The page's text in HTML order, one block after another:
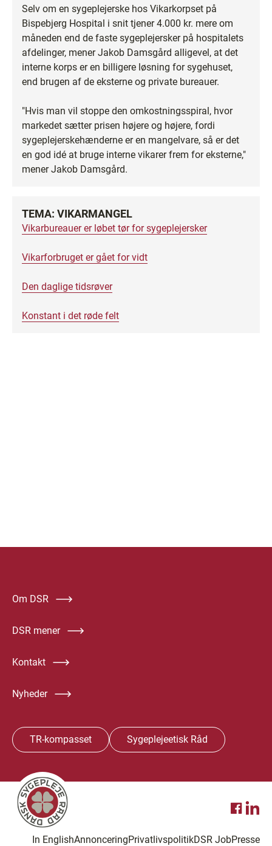
Selv om en sygeplejerske hos Vikarkorpset på
Bispebjerg Hospital i snit tjener 4.000 kr. mere om
måneden end de faste sygeplejersker på hospitalets
afdelinger, mener Jakob Damsgård alligevel, at det
interne korps er en billigere løsning for sygehuset,
end brugen af de eksterne og private bureauer.
"Hvis man vil stoppe den omkostningsspiral, hvor
markedet sætter prisen højere og højere, fordi
sygeplejerskehænderne er en mangelvare, så er det
en god idé at bruge interne vikarer frem for eksterne,"
mener Jakob Damsgård.
TEMA: VIKARMANGEL
Vikarbureauer er løbet tør for sygeplejersker
Vikarforbruget er gået for vidt
Den daglige tidsrøver
Konstant i det røde felt
Om DSR
DSR mener
Kontakt
Nyheder
TR-kompasset Sygeplejeetisk Råd
In EnglishAnnonceringPrivatlivspolitikDSR JobPresse